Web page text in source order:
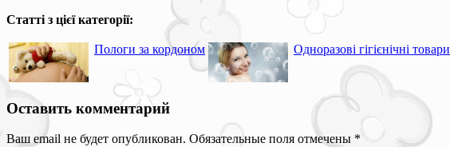
Статті з цієї категорії:
Пологи за кордоном Одноразові гігієнічні товари
Оставить комментарий
Ваш email не будет опубликован. Обязательные поля отмечены *